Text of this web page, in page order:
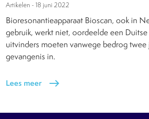
Artikelen - 18 juni 2022
Bioresonantieapparaat Bioscan, ook in
gebruik, werkt niet, oordeelde een
uitvinders moeten vanwege bedrog twee
gevangenis in.
Lees meer east